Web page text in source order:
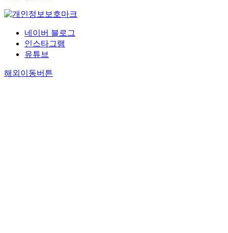
네이버 블로그
인스타그램
유튜브
해외이동버튼